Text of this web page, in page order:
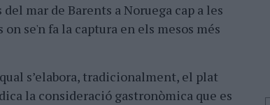
mar de Barents a Noruega cap a les
se'n fa la captura en els mesos més
s’elabora, tradicionalment, el plat
la consideració gastronòmica que es